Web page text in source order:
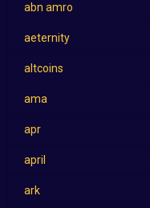
abn amro
aeternity
altcoins
ama
apr
april
ark